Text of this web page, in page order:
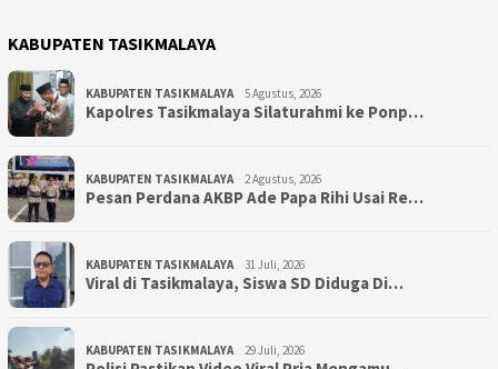
KABUPATEN TASIKMALAYA
KABUPATEN TASIKMALAYA 5 Agustus, 2026
Kapolres Tasikmalaya Silaturahmi ke Ponp…
KABUPATEN TASIKMALAYA 2 Agustus, 2026
Pesan Perdana AKBP Ade Papa Rihi Usai Re…
KABUPATEN TASIKMALAYA 31 Juli, 2026
Viral di Tasikmalaya, Siswa SD Diduga Di…
KABUPATEN TASIKMALAYA 29 Juli, 2026